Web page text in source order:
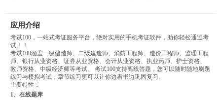
应用介绍
考试100，一站式考证服务平台，绝对实用的手机考证软件，助你轻松通过考
试！！
考试100涵盖一级建造师、二级建造师、消防工程师、造价工程师、监理工程
师、银行从业资格、证券从业资格、会计从业资格、执业药师、护士资格、
教师资格、中级经济师等考试。 考试100支持离线答题，您可以随时随地刷题
练习与模拟考试；章节练习更可以让你边看书边巩固复习。
主要特性：
1、在线题库